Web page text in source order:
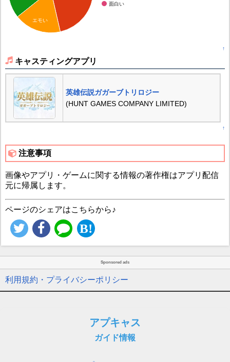
面白い
エモい
↑
キャスティングアプリ
英雄伝説ガガーブトリロジー
(HUNT GAMES COMPANY LIMITED)
↑
注意事項
画像やアプリ・ゲームに関する情報の著作権はアプリ配信
元に帰属します。
ページのシェアはこちらから♪
Sponsored ads
利用規約・プライバシーポリシー
アプキャス
ガイド情報